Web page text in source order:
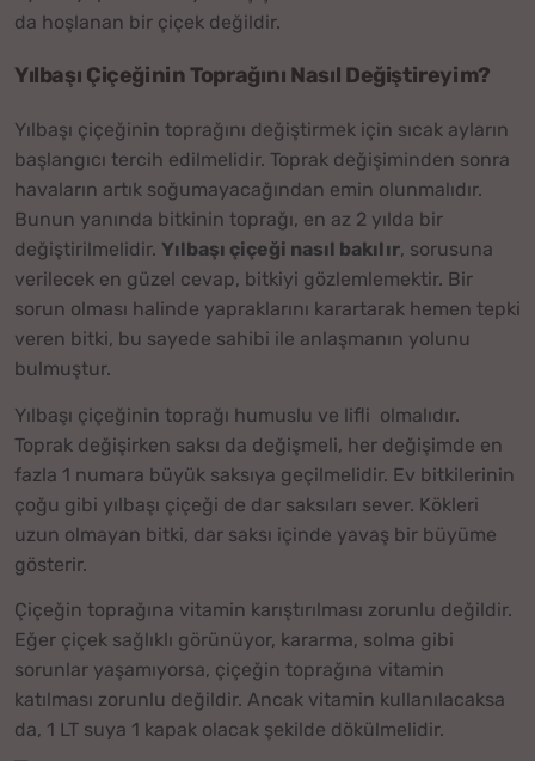
da hoşlanan bir çiçek değildir.
Yılbaşı Çiçeğinin Toprağını Nasıl Değiştireyim?
Yılbaşı çiçeğinin toprağını değiştirmek için sıcak ayların
başlangıcı tercih edilmelidir. Toprak değişiminden sonra
havaların artık soğumayacağından emin olunmalıdır.
Bunun yanında bitkinin toprağı, en az 2 yılda bir
değiştirilmelidir. Yılbaşı çiçeği nasıl bakılır, sorusuna
verilecek en güzel cevap, bitkiyi gözlemlemektir. Bir
sorun olması halinde yapraklarını karartarak hemen tepki
veren bitki, bu sayede sahibi ile anlaşmanın yolunu
bulmuştur.
Yılbaşı çiçeğinin toprağı humuslu ve lifli olmalıdır.
Toprak değişirken saksı da değişmeli, her değişimde en
fazla 1 numara büyük saksıya geçilmelidir. Ev bitkilerinin
çoğu gibi yılbaşı çiçeği de dar saksıları sever. Kökleri
uzun olmayan bitki, dar saksı içinde yavaş bir büyüme
gösterir.
Çiçeğin toprağına vitamin karıştırılması zorunlu değildir.
Eğer çiçek sağlıklı görünüyor, kararma, solma gibi
sorunlar yaşamıyorsa, çiçeğin toprağına vitamin
katılması zorunlu değildir. Ancak vitamin kullanılacaksa
da, 1 LT suya 1 kapak olacak şekilde dökülmelidir.